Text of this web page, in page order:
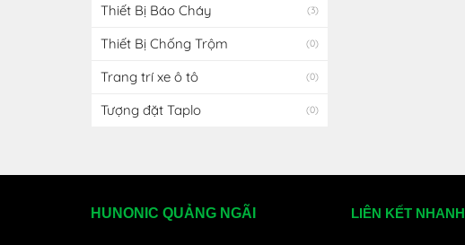
Thiết Bị Báo Cháy (3)
Thiết Bị Chống Trộm (0)
Trang trí xe ô tô (0)
Tượng đặt Taplo (0)
HUNONIC QUẢNG NGÃI LIÊN KẾT NHANH